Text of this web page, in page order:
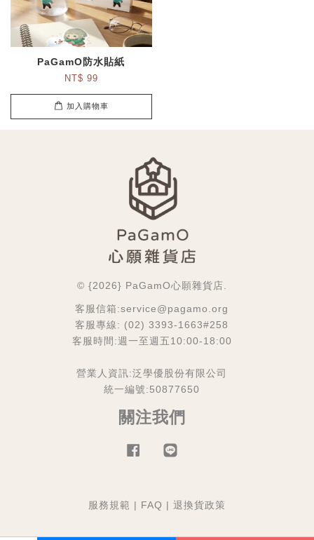
PaGamO防水貼紙
NT$ 99
加入購物車
© {2026} PaGamO心願雜貨店.
客服信箱:service@pagamo.org
客服專線: (02) 3393-1663#258
客服時間:週一至週五10:00-18:00
營業人資訊:泛學優股份有限公司
統一編號:50877650
關注我們
Facebook
服務規範 FAQ 退換貨政策